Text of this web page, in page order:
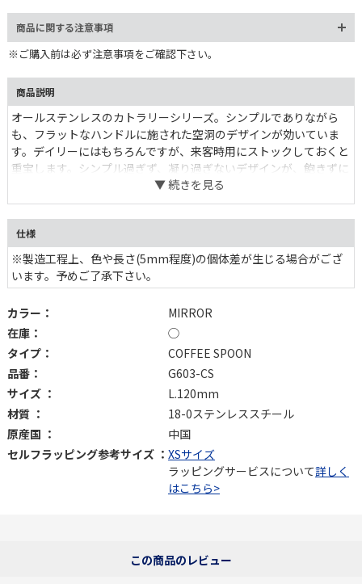
商品に関する注意事項
※ご購入前は必ず注意事項をご確認下さい。
商品説明
オールステンレスのカトラリーシリーズ。シンプルでありながら
も、フラットなハンドルに施された空洞のデザインが効いていま
す。デイリーにはもちろんですが、来客時用にストックしておくと
重宝します。シンプル過ぎず、凝り過ぎないデザインが、飽きずに
仕様
※製造工程上、色や長さ(5mm程度)の個体差が生じる場合がござ
います。予めご了承下さい。
カラー：
MIRROR
在庫：
◯
タイプ：
COFFEE SPOON
品番：
G603-CS
サイズ ：
L.120mm
材質 ：
18-0ステンレススチール
原産国 ：
中国
セルフラッピング参考サイズ ： XSサイズ
ラッピングサービスについて詳しく
はこちら>
この商品のレビュー